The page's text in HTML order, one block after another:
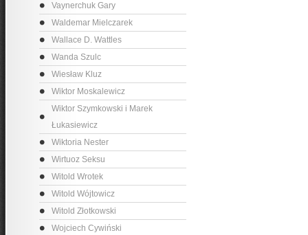
Vaynerchuk Gary
Waldemar Mielczarek
Wallace D. Wattles
Wanda Szulc
Wiesław Kluz
Wiktor Moskalewicz
Wiktor Szymkowski i Marek
Łukasiewicz
Wiktoria Nester
Wirtuoz Seksu
Witold Wrotek
Witold Wójtowicz
Witold Złotkowski
Wojciech Cywiński